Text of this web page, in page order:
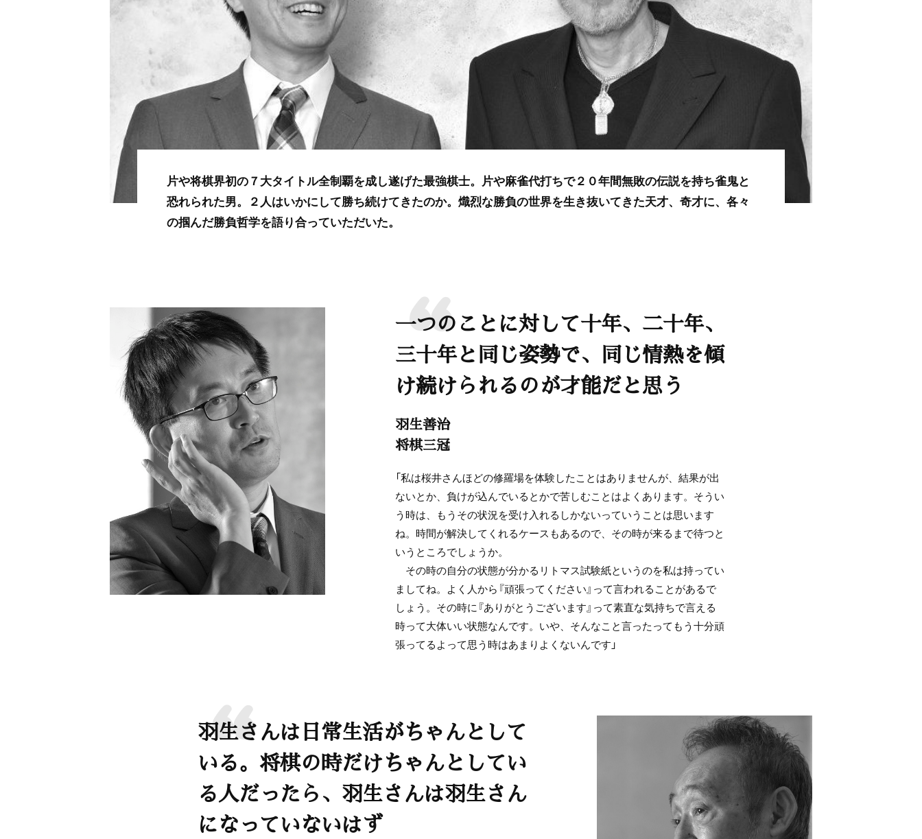
片や将棋界初の７大タイトル全制覇を成し遂げた最強棋士。片や麻雀代打ちで２０年間無敗の伝説を持ち雀鬼と
恐れられた男。２人はいかにして勝ち続けてきたのか。熾烈な勝負の世界を生き抜いてきた天才、奇才に、各々
の掴んだ勝負哲学を語り合っていただいた。
一つのことに対して十年、二十年、
三十年と同じ姿勢で、同じ情熱を傾
け続けられるのが才能だと思う
羽生善治
将棋三冠
「私は桜井さんほどの修羅場を体験したことはありませんが、結果が出
ないとか、負けが込んでいるとかで苦しむことはよくあります。そうい
う時は、もうその状況を受け入れるしかないっていうことは思います
ね。時間が解決してくれるケースもあるので、その時が来るまで待つと
いうところでしょうか。
その時の自分の状態が分かるリトマス試験紙というのを私は持ってい
ましてね。よく人から『頑張ってください』って言われることがあるで
しょう。その時に『ありがとうございます』って素直な気持ちで言える
時って大体いい状態なんです。いや、そんなこと言ったってもう十分頑
張ってるよって思う時はあまりよくないんです」
羽生さんは日常生活がちゃんとして
いる。将棋の時だけちゃんとしてい
る人だったら、羽生さんは羽生さん
になっていないはず